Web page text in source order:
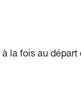
la fois au départ